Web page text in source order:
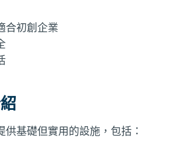
合初創企業
供基礎但實用的設施，包括：